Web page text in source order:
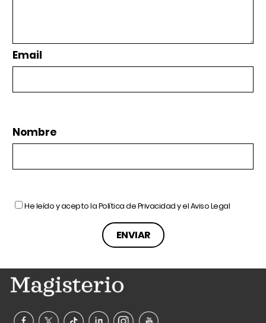
Email
Nombre
He leído y acepto laPolítica de Privacidady elAviso Legal